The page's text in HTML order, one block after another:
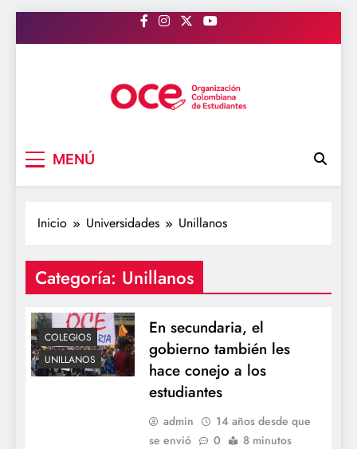
al
MENÚ
Inicio Universidades Unillanos
Categoría: Unillanos
COLEGIOS
UNILLANOS
En secundaria, el
gobierno también les
hace conejo a los
estudiantes
admin
14 años desde que
se envió
0 8 minutos